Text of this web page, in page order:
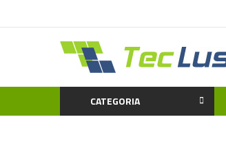
CATEGORIA